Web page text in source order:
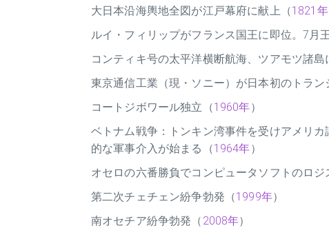
大日本沿海輿地全図が江戸幕府に献上（1821年
ルイ・フィリップがフランス国王に即位。7月
コンティキ号の太平洋横断航海、ツアモツ諸
東京通信工業（現・ソニー）が日本初のトラン
コートジボワール独立（1960年）
ベトナム戦争：トンキン湾事件を受けアメリ
的な軍事介入が始まる（1964年）
オセロの六番勝負でコンピュータソフトのロ
第二次チェチェン紛争勃発（1999年）
南オセチア紛争勃発（ 2008年）